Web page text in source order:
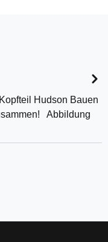
Hudson Bauen
Abbildung